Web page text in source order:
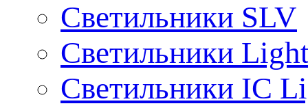
Светильники SLV
Светильники
Светильники IC